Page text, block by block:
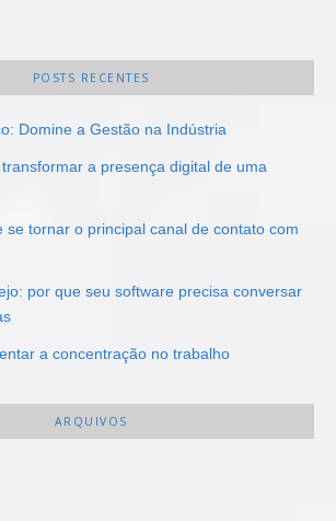
POSTS RECENTES
Domine a Gestão na Indústria
a presença digital de uma
se tornar o principal canal de contato com
por que seu software precisa conversar
a concentração no trabalho
ARQUIVOS